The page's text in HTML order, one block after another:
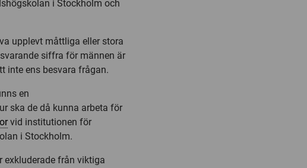
i Stockholm och
upplevt måttliga eller stora
siffra för männen är
inte ens besvara frågan.
en
ska de då kunna arbeta för
vid institutionen för
i Stockholm.
exkluderade från viktiga